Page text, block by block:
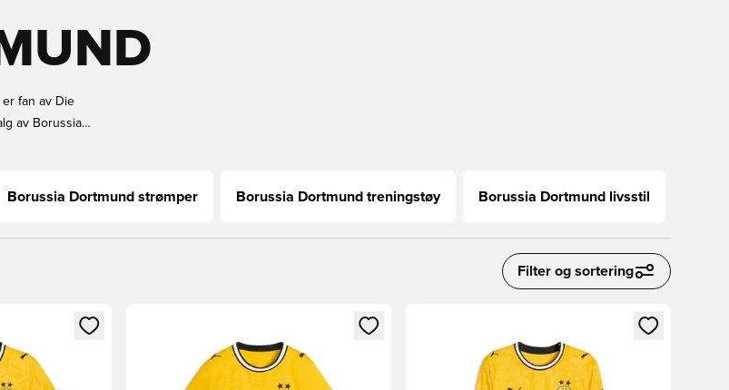
fan av Die
av Borussia
til
Borussia Dortmund strømper Borussia Dortmund treningstøy Borussia Dortmund livsstil
Filter og sortering
inn eller registrere deg som medlem
Åpner en Modal for å logge inn eller registrere deg som medlemÅpner en Modal for å logge inn eller registrere